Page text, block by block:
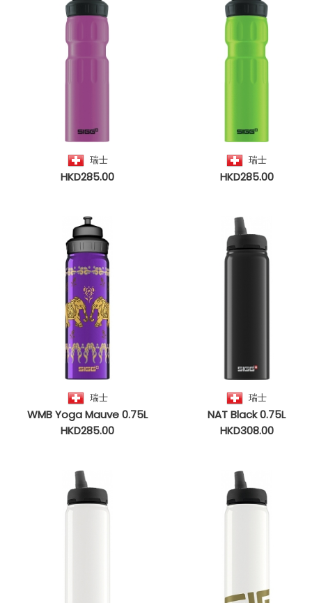
瑞士
HKD285.00
瑞士
HKD285.00
瑞士
WMB Yoga Mauve 0.75L
HKD285.00
瑞士
NAT Black 0.75L
HKD308.00